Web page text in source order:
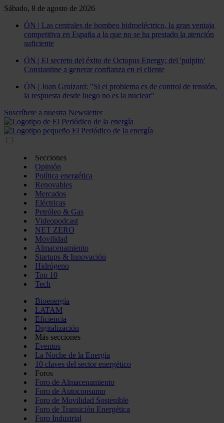
Sábado, 8 de agosto de 2026
ÓN | Las centrales de bombeo hidroeléctrico, la gran ventaja
competitiva en España a la que no se ha prestado la atención
suficiente
ÓN | El secreto del éxito de Octopus Energy: del 'pulpito'
Constantine a generar confianza en el cliente
ÓN | Joan Groizard: "Si el problema es de control de tensión,
la respuesta desde luego no es la nuclear"
Suscríbete a nuestra Newsletter
Secciones
Opinión
Política energética
Renovables
Mercados
Eléctricas
Petróleo & Gas
Videopodcast
NET ZERO
Movilidad
Almacenamiento
Startups & Innovación
Hidrógeno
Top 10
Tech
Bioenergía
LATAM
Eficiencia
Digitalización
Más secciones
Eventos
La Noche de la Energía
10 claves del sector energético
Foros
Foro de Almacenamiento
Foro de Autoconsumo
Foro de Movilidad Sostenible
Foro de Transición Energética
Foro Industrial